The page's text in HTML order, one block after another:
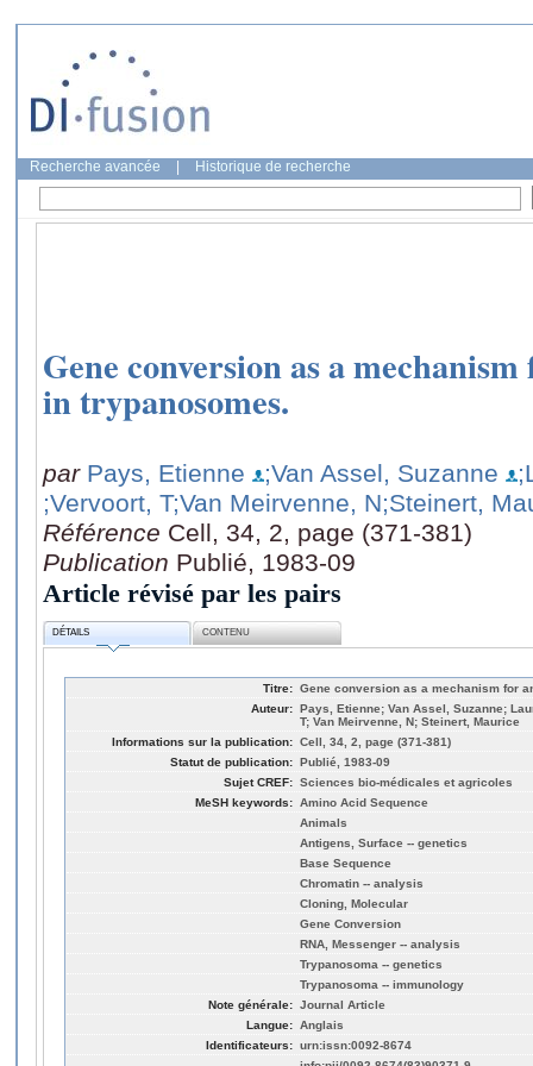
Recherche avancée Historique de recherche
Gene conversion as a
in trypanosomes.
par Pays, Etienne ;Van Assel, Suzanne
;Vervoort, T;Van Meirvenne, N;Steinert,
Référence Cell, 34, 2, page (371-381)
Publication Publié, 1983-09
Article révisé par les pairs
DÉTAILS CONTENU
Titre: Gene conversion as a mechanism for
Auteur: Pays, Etienne; Van Assel, Suzanne;
T; Van Meirvenne, N; Steinert, Maurice
Informations sur la publication: Cell, 34, 2, page (371-381)
Statut de publication: Publié, 1983-09
Sujet CREF: Sciences bio-médicales et agricoles
MeSH keywords: Amino Acid Sequence
Animals
Antigens, Surface -- genetics
Base Sequence
Chromatin -- analysis
Cloning, Molecular
Gene Conversion
RNA, Messenger -- analysis
Trypanosoma -- genetics
Trypanosoma -- immunology
Note générale: Journal Article
Langue: Anglais
Identificateurs: urn:issn:0092-8674